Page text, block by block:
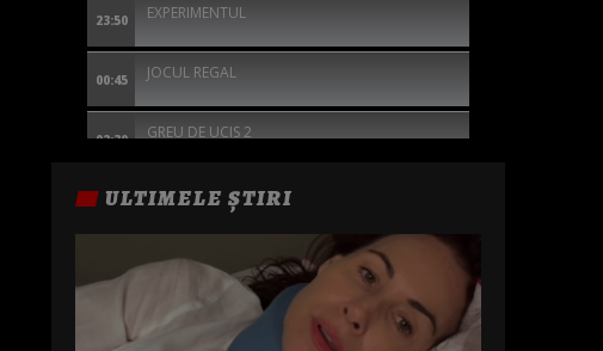
23:50 EXPERIMENTUL
00:45 JOCUL REGAL
02:30 GREU DE UCIS 2
04:30 EXCEPTIA
ULTIMELE ȘTIRI